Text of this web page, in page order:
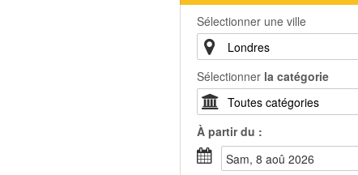
Sélectionner une ville
Sélectionner la catégorie
À partir du :
sam, 8 aoû 2026